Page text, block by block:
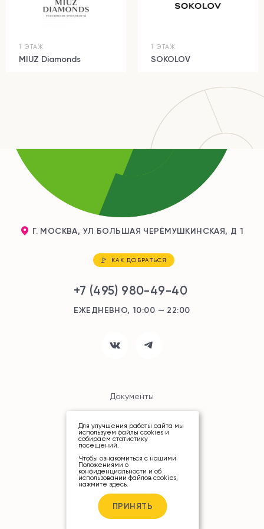
Для улучшения работы сайта мы
используем файлы cookies и
собираем статистику
посещений.
Чтобы ознакомиться с нашими
Положениями о
конфиденциальности и об
использовании файлов cookies,
нажмите здесь.
ПРИНЯТЬ
1 ЭТАЖ
MIUZ Diamonds
1 ЭТАЖ
SOKOLOV
Г. МОСКВА, УЛ БОЛЬШАЯ ЧЕРЁМУШКИНСКАЯ, Д 1
КАК ДОБРАТЬСЯ
+7 (495) 980-49-40
ЕЖЕДНЕВНО, 10:00 — 22:00
Документы
Карта сайта
© ТРЦ «РИО», 2026